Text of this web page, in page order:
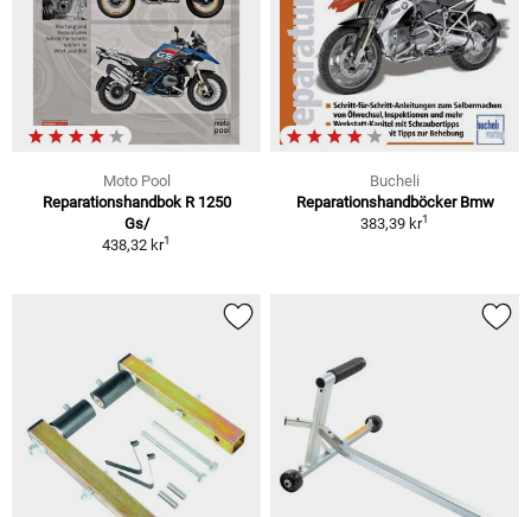
Moto Pool
Reparationshandbok R 1250
Gs/
438,32 kr1
Bucheli
Reparationshandböcker Bmw
383,39 kr1